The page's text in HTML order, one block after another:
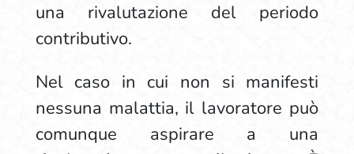
una rivalutazione del periodo
contributivo.
Nel caso in cui non si manifesti
nessuna malattia, il lavoratore può
comunque aspirare a una